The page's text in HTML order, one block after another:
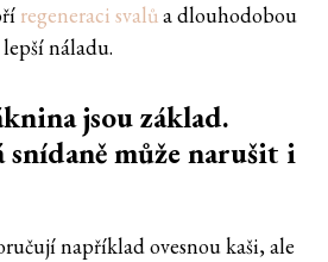
regeneraci svalůa dlouhodobou
náladu.
jsou základ.
snídaně může narušit i
například ovesnou kaši, ale